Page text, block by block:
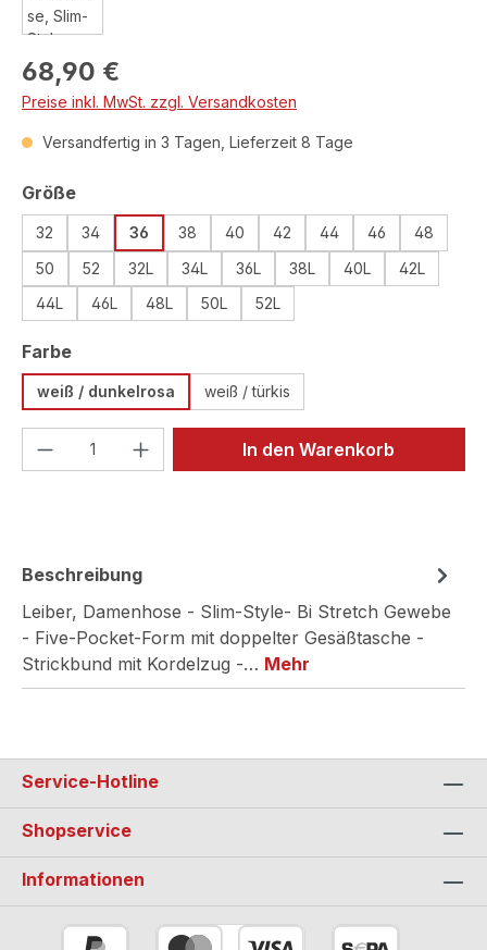
Regulärer Preis:
68,90 €
Preise inkl. MwSt. zzgl. Versandkosten
Versandfertig in 3 Tagen, Lieferzeit 8 Tage
Größeauswählen
32 34 36 38 40 42 44 46
48
50
52 32L 34L 36L 38L 40L
42L
44L
46L 48L 50L 52L
Farbeauswählen
weiß / dunkelrosa weiß / türkis
Produkt Anzahl: Gib denIn den Warenkorb
Beschreibung
Leiber, Damenhose - Slim-Style- Bi Stretch Gewebe
- Five-Pocket-Form mit doppelter Gesäßtasche -
Strickbund mit Kordelzug -… Mehr
Service-Hotline
Shopservice
Informationen